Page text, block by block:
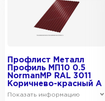
Профлист Металл
Профиль МП10 0.5
NormanMP RAL 3011
Коричнево-красный A
Показать информацию